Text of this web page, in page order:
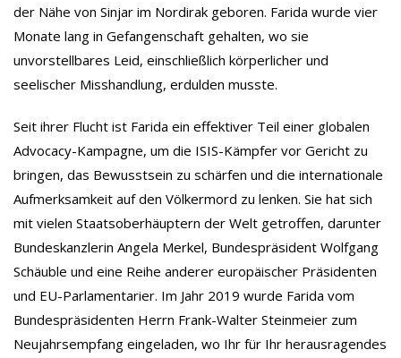
der Nähe von Sinjar im Nordirak geboren. Farida wurde vier
Monate lang in Gefangenschaft gehalten, wo sie
unvorstellbares Leid, einschließlich körperlicher und
seelischer Misshandlung, erdulden musste.
Seit ihrer Flucht ist Farida ein effektiver Teil einer globalen
Advocacy-Kampagne, um die ISIS-Kämpfer vor Gericht zu
bringen, das Bewusstsein zu schärfen und die internationale
Aufmerksamkeit auf den Völkermord zu lenken. Sie hat sich
mit vielen Staatsoberhäuptern der Welt getroffen, darunter
Bundeskanzlerin Angela Merkel, Bundespräsident Wolfgang
Schäuble und eine Reihe anderer europäischer Präsidenten
und EU-Parlamentarier. Im Jahr 2019 wurde Farida vom
Bundespräsidenten Herrn Frank-Walter Steinmeier zum
Neujahrsempfang eingeladen, wo Ihr für Ihr herausragendes